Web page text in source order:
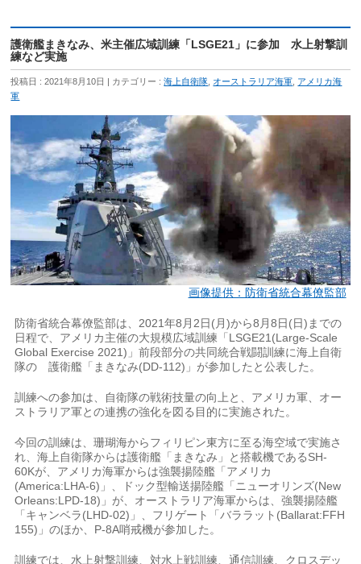
護衛艦まきなみ、米主催広域訓練「LSGE21」に参加 水上射撃訓
練など実施
投稿日 : 2021年8月10日 カテゴリー :海上自衛隊 オーストラリア海軍 アメリカ海
軍
画像提供：防衛省統合幕僚監部
防衛省統合幕僚監部は、2021年8月2日(月)から8月8日(日)までの
日程で、アメリカ主催の大規模広域訓練「LSGE21(Large-Scale
Global Exercise 2021)」前段部分の共同統合戦闘訓練に海上自衛
隊の 護衛艦「まきなみ(DD-112)」が参加したと公表した。
訓練への参加は、自衛隊の戦術技量の向上と、アメリカ軍、オー
ストラリア軍との連携の強化を図る目的に実施された。
今回の訓練は、珊瑚海からフィリピン東方に至る海空域で実施さ
れ、海上自衛隊からは護衛艦「まきなみ」と搭載機であるSH-
60Kが、アメリカ海軍からは強襲揚陸艦「アメリカ
(America:LHA-6)」、ドック型輸送揚陸艦「ニューオリンズ(New
Orleans:LPD-18)」が、オーストラリア海軍からは、強襲揚陸艦
「キャンベラ(LHD-02)」、フリゲート「バララット(Ballarat:FFH
155)」のほか、P-8A哨戒機が参加した。
訓練では、水上射撃訓練、対水上戦訓練、通信訓練、クロスデッ